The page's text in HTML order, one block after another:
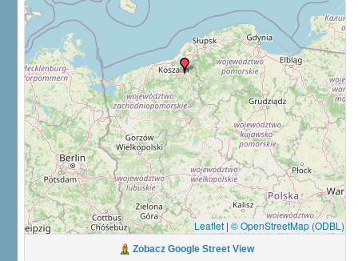
Leaflet | © OpenStreetMap (ODBL)
Zobacz Google Street View